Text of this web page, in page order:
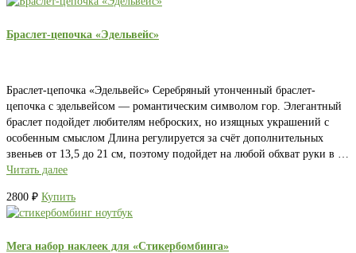
Браслет-цепочка «Эдельвейс»
Браслет-цепочка «Эдельвейс» Серебряный утонченный браслет-
цепочка с эдельвейсом — романтическим символом гор. Элегантный
браслет подойдет любителям неброских, но изящных украшений с
особенным смыслом Длина регулируется за счёт дополнительных
звеньев от 13,5 до 21 см, поэтому подойдет на любой обхват руки в …
Читать далее
2800 ₽ Купить
Мега набор наклеек для «Стикербомбинга»